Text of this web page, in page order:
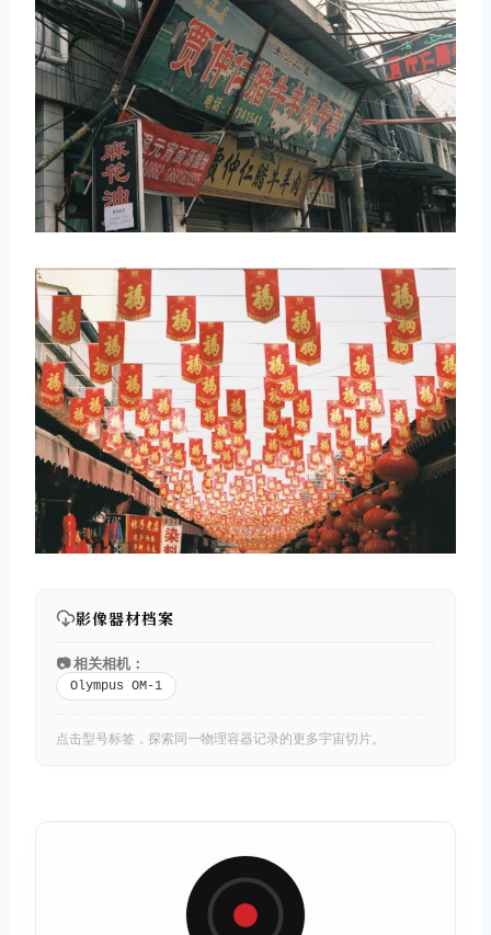
影像器材档案
📷 相关相机：
Olympus OM-1
点击型号标签，探索同一物理容器记录的更多宇宙切片。